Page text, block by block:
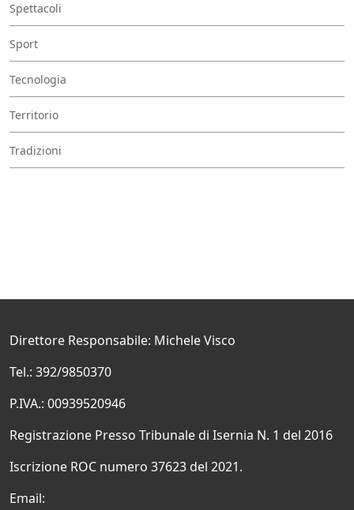
Spettacoli
Sport
Tecnologia
Territorio
Tradizioni
Direttore Responsabile: Michele Visco
Tel.: 392/9850370
P.IVA.: 00939520946
Registrazione Presso Tribunale di Isernia N. 1 del 2016
Iscrizione ROC numero 37623 del 2021.
Email: